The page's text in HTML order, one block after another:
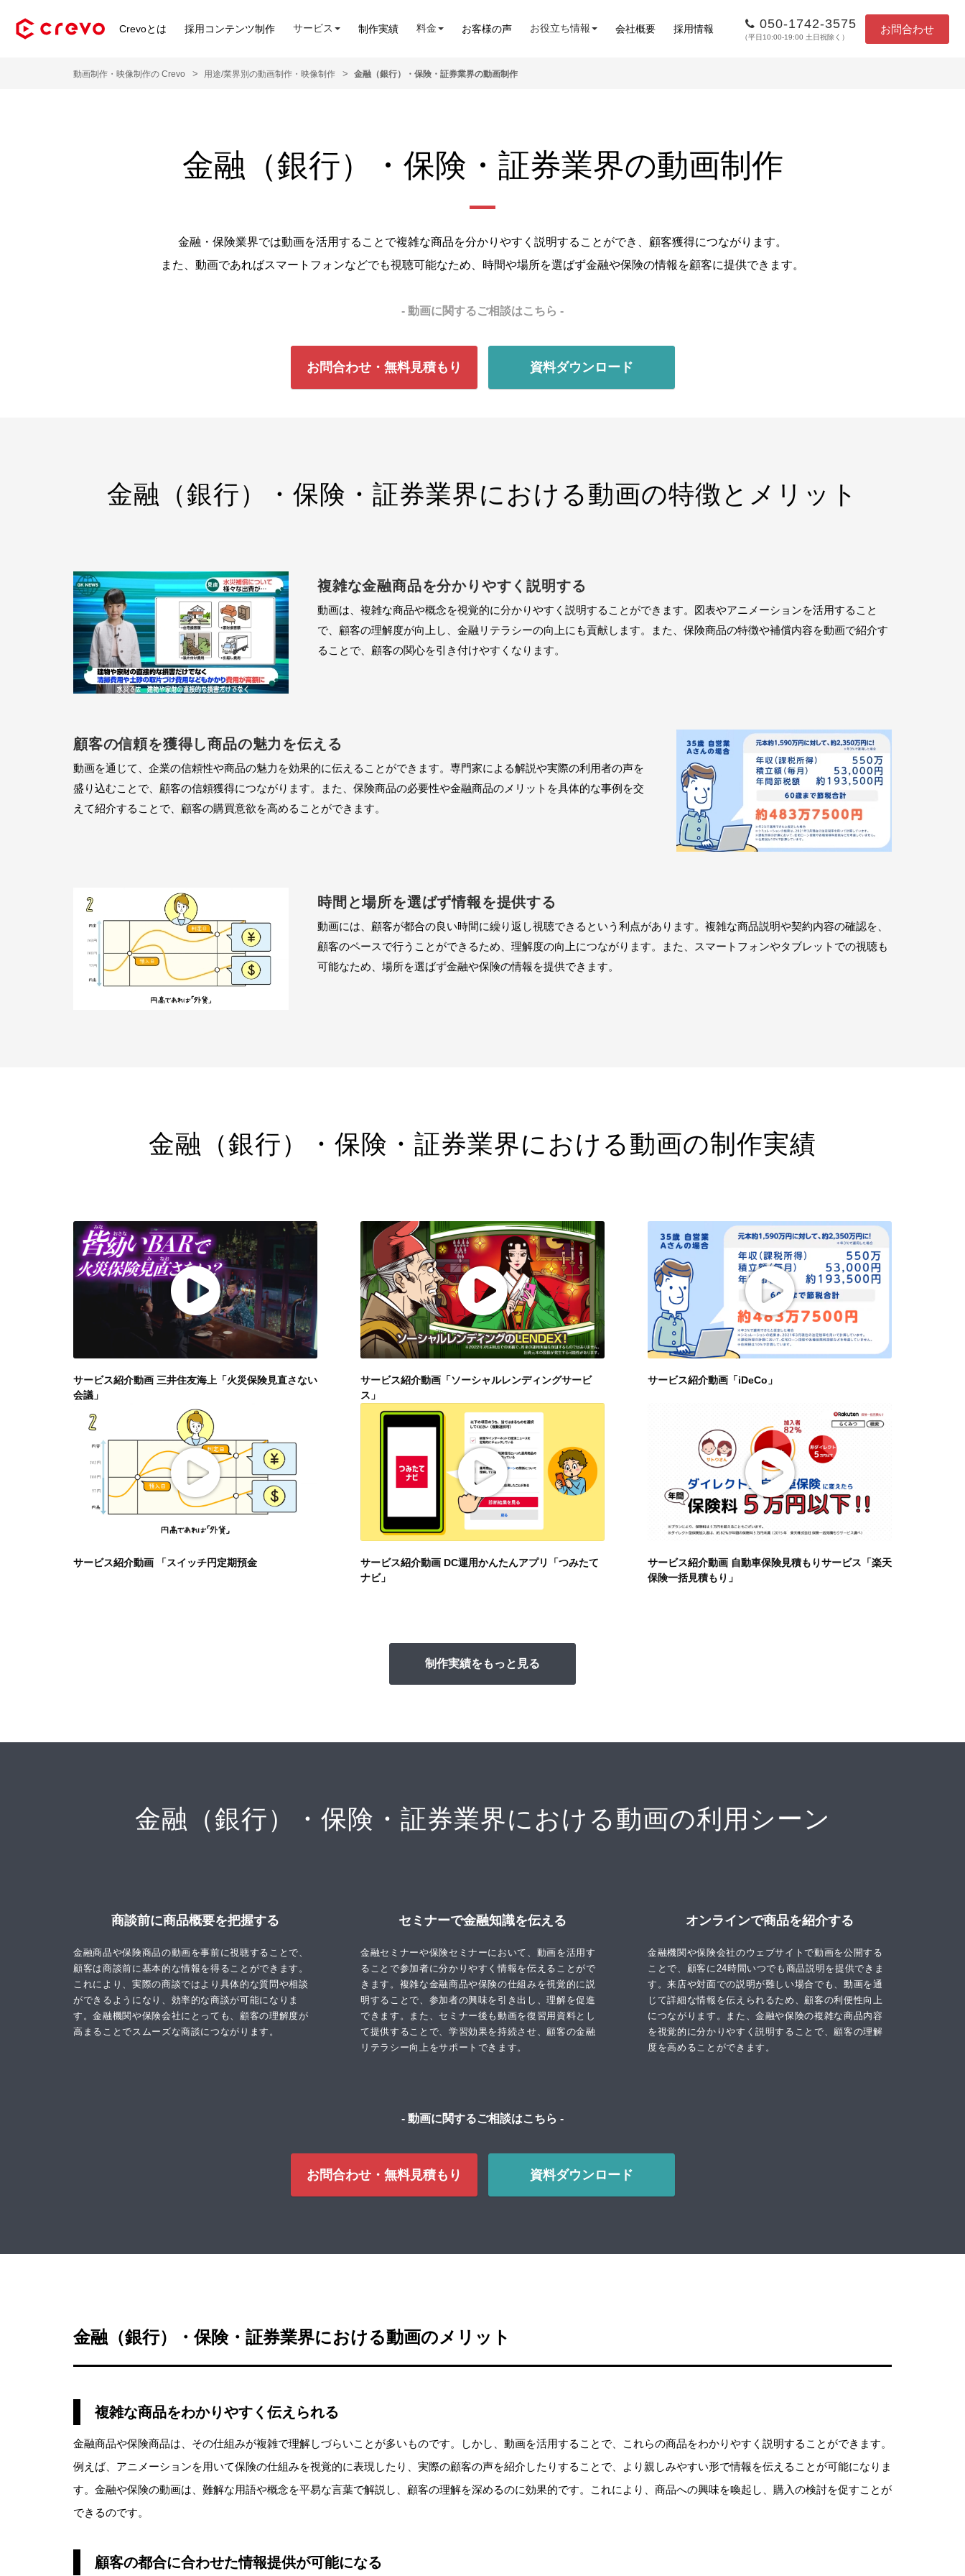
Crevoとは 採用コンテンツ制作 サービス 制作実績 料金 お客様の声 お役立ち情報 会社概要 採用情報 050-1742-3575
（平日10:00-19:00 土日祝除く）
お問合わせ
動画制作・映像制作の Crevo 用途/業界別の動画制作・映像制作 金融（銀行）・保険・証券業界の動画制作
金融（銀行）・保険・証券業界の動画制作
金融・保険業界では動画を活用することで複雑な商品を分かりやすく説明することができ、顧客獲得につながります。
また、動画であればスマートフォンなどでも視聴可能なため、時間や場所を選ばず金融や保険の情報を顧客に提供できます。
- 動画に関するご相談はこちら -
お問合わせ・無料見積もり 資料ダウンロード
金融（銀行）・保険・証券業界における動画の特徴とメリット
複雑な金融商品を分かりやすく説明する
動画は、複雑な商品や概念を視覚的に分かりやすく説明することができます。図表やアニメーションを活用すること
で、顧客の理解度が向上し、金融リテラシーの向上にも貢献します。また、保険商品の特徴や補償内容を動画で紹介す
ることで、顧客の関心を引き付けやすくなります。
顧客の信頼を獲得し商品の魅力を伝える
動画を通じて、企業の信頼性や商品の魅力を効果的に伝えることができます。専門家による解説や実際の利用者の声を
盛り込むことで、顧客の信頼獲得につながります。また、保険商品の必要性や金融商品のメリットを具体的な事例を交
えて紹介することで、顧客の購買意欲を高めることができます。
時間と場所を選ばず情報を提供する
動画には、顧客が都合の良い時間に繰り返し視聴できるという利点があります。複雑な商品説明や契約内容の確認を、
顧客のペースで行うことができるため、理解度の向上につながります。また、スマートフォンやタブレットでの視聴も
可能なため、場所を選ばず金融や保険の情報を提供できます。
金融（銀行）・保険・証券業界における動画の制作実績
サービス紹介動画 三井住友海上「火災保険見直さない
会議」
サービス紹介動画「ソーシャルレンディングサービ
ス」
サービス紹介動画「iDeCo」
サービス紹介動画 「スイッチ円定期預金
サービス紹介動画 DC運用かんたんアプリ「つみたて
ナビ」
サービス紹介動画 自動車保険見積もりサービス「楽天
保険一括見積もり」
制作実績をもっと見る
金融（銀行）・保険・証券業界における動画の利用シーン
商談前に商品概要を把握する
金融商品や保険商品の動画を事前に視聴することで、
顧客は商談前に基本的な情報を得ることができます。
これにより、実際の商談ではより具体的な質問や相談
ができるようになり、効率的な商談が可能になりま
す。金融機関や保険会社にとっても、顧客の理解度が
高まることでスムーズな商談につながります。
セミナーで金融知識を伝える
金融セミナーや保険セミナーにおいて、動画を活用す
ることで参加者に分かりやすく情報を伝えることがで
きます。複雑な金融商品や保険の仕組みを視覚的に説
明することで、参加者の興味を引き出し、理解を促進
できます。また、セミナー後も動画を復習用資料とし
て提供することで、学習効果を持続させ、顧客の金融
リテラシー向上をサポートできます。
オンラインで商品を紹介する
金融機関や保険会社のウェブサイトで動画を公開する
ことで、顧客に24時間いつでも商品説明を提供できま
す。来店や対面での説明が難しい場合でも、動画を通
じて詳細な情報を伝えられるため、顧客の利便性向上
につながります。また、金融や保険の複雑な商品内容
を視覚的に分かりやすく説明することで、顧客の理解
度を高めることができます。
- 動画に関するご相談はこちら -
お問合わせ・無料見積もり 資料ダウンロード
金融（銀行）・保険・証券業界における動画のメリット
複雑な商品をわかりやすく伝えられる
金融商品や保険商品は、その仕組みが複雑で理解しづらいことが多いものです。しかし、動画を活用することで、これらの商品をわかりやすく説明することができます。
例えば、アニメーションを用いて保険の仕組みを視覚的に表現したり、実際の顧客の声を紹介したりすることで、より親しみやすい形で情報を伝えることが可能になりま
す。金融や保険の動画は、難解な用語や概念を平易な言葉で解説し、顧客の理解を深めるのに効果的です。これにより、商品への興味を喚起し、購入の検討を促すことが
できるのです。
顧客の都合に合わせた情報提供が可能になる